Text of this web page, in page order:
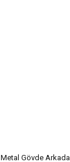
Metal Gövde